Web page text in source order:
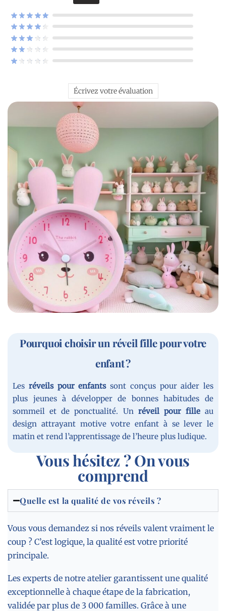
Écrivez votre évaluation
Pourquoi choisir un réveil fille pour votre
enfant ?
Les réveils pour enfantssont conçus pour aider les
plus jeunes à développer de bonnes habitudes de
sommeil et de ponctualité. Un réveil pour filleau
design attrayant motive votre enfant à se lever le
matin et rend l’apprentissage de l’heure plus ludique.
Vous hésitez ? On vous
comprend
Quelle est la qualité de vos réveils ?
Vous vous demandez si nos réveils valent vraiment le
coup ? C’est logique, la qualité est votre priorité
principale.
Les experts de notre atelier garantissent une qualité
exceptionnelle à chaque étape de la fabrication,
validée par plus de 3 000 familles. Grâce à une